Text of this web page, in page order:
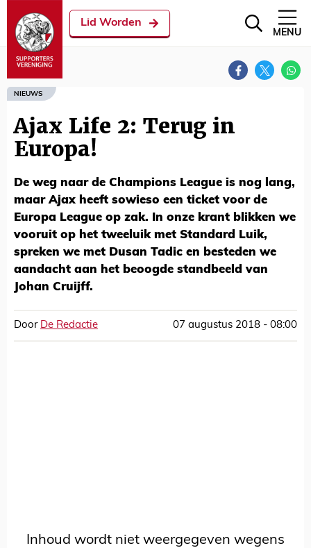
Lid Worden
MENU
NIEUWS
Ajax Life 2: Terug in
Europa!
De weg naar de Champions League is nog lang,
maar Ajax heeft sowieso een ticket voor de
Europa League op zak. In onze krant blikken we
vooruit op het tweeluik met Standard Luik,
spreken we met Dusan Tadic en besteden we
aandacht aan het beoogde standbeeld van
Johan Cruijff.
Door De Redactie 07 augustus 2018 - 08:00
Inhoud wordt niet weergegeven wegens